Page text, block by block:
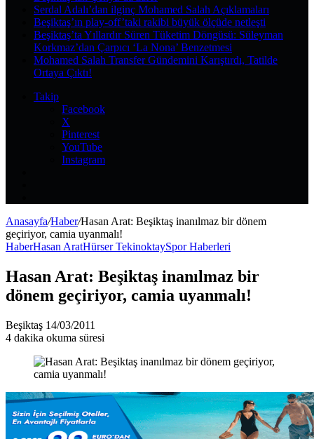
Serdal Adalı’dan ilginç Mohamed Salah Açıklamaları
Beşiktaş’ın play-off’taki rakibi büyük ölçüde netleşti
Beşiktaş’ta Yıllardır Süren Tüketim Döngüsü: Süleyman
Korkmaz’dan Çarpıcı ‘La Nona’ Benzetmesi
Mohamed Salah Transfer Gündemini Karıştırdı, Tatilde
Ortaya Çıktı!
Takip
Facebook
X
Pinterest
YouTube
Instagram
Anasayfa/Haber/Hasan Arat: Beşiktaş inanılmaz bir dönem
geçiriyor, camia uyanmalı!
HaberHasan AratHürser TekinoktaySpor Haberleri
Hasan Arat: Beşiktaş inanılmaz bir
dönem geçiriyor, camia uyanmalı!
Beşiktaş Bir
e-
göndermek
14/03/2011
4 dakika okuma süresi